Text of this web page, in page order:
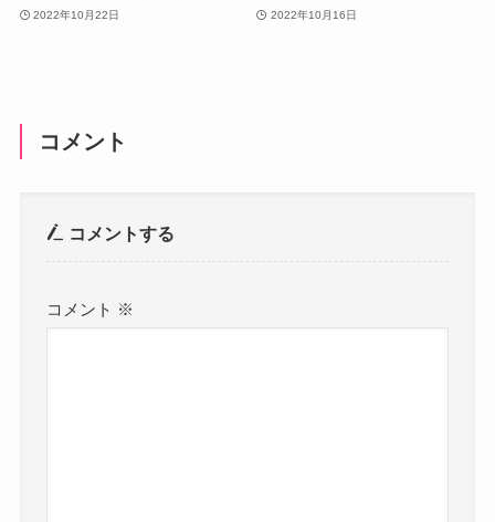
2022年10月22日 2022年10月16日
コメント
コメントする
コメント ※